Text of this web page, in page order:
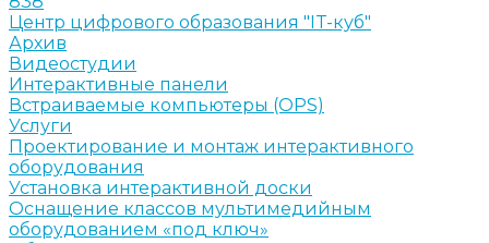
Центр цифрового образования "IT-куб"
Архив
Видеостудии
Интерактивные панели
Встраиваемые компьютеры (OPS)
Услуги
Проектирование и монтаж интерактивного
оборудования
Установка интерактивной доски
Оснащение классов мультимедийным
оборудованием «под ключ»